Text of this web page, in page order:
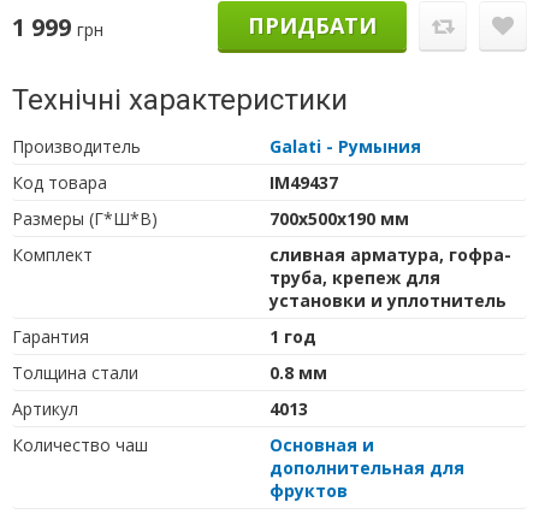
1 999 грн ПРИДБАТИ
Технічні характеристики
Производитель
Galati - Румыния
Код товара
IM49437
Размеры (Г*Ш*В)
700х500х190 мм
Комплект
сливная арматура, гофра-
труба, крепеж для
установки и уплотнитель
Гарантия
1 год
Толщина стали
0.8 мм
Артикул
4013
Количество чаш
Основная и
дополнительная для
фруктов